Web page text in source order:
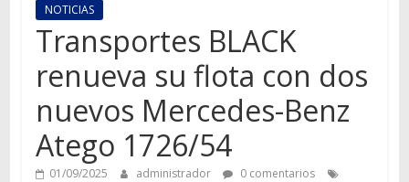
NOTICIAS
Transportes BLACK
renueva su flota con dos
nuevos Mercedes-Benz
Atego 1726/54
01/09/2025 administrador
0 comentarios